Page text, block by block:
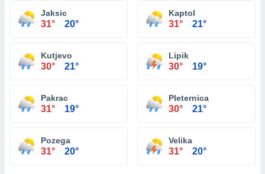
Jaksic
31° 20°
Kaptol
31° 21°
Kutjevo
30° 21°
Lipik
30° 19°
Pakrac
31° 19°
Pleternica
30° 21°
Pozega
31° 20°
Velika
31° 20°